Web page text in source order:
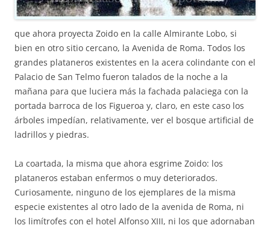
que ahora proyecta Zoido en la calle Almirante Lobo, si
bien en otro sitio cercano, la Avenida de Roma. Todos los
grandes plataneros existentes en la acera colindante con el
Palacio de San Telmo fueron talados de la noche a la
mañana para que luciera más la fachada palaciega con la
portada barroca de los Figueroa y, claro, en este caso los
árboles impedían, relativamente, ver el bosque artificial de
ladrillos y piedras.
La coartada, la misma que ahora esgrime Zoido: los
plataneros estaban enfermos o muy deteriorados.
Curiosamente, ninguno de los ejemplares de la misma
especie existentes al otro lado de la avenida de Roma, ni
los limítrofes con el hotel Alfonso XIII, ni los que adornaban